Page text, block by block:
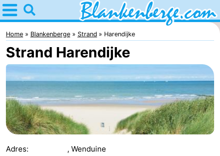
Home
Blankenberge
Tips
Voor
kinderen
Overnachten
Appartementen
Home Blankenberge Strand Harendijke
Strand Harendijke
Adres: , Wenduine